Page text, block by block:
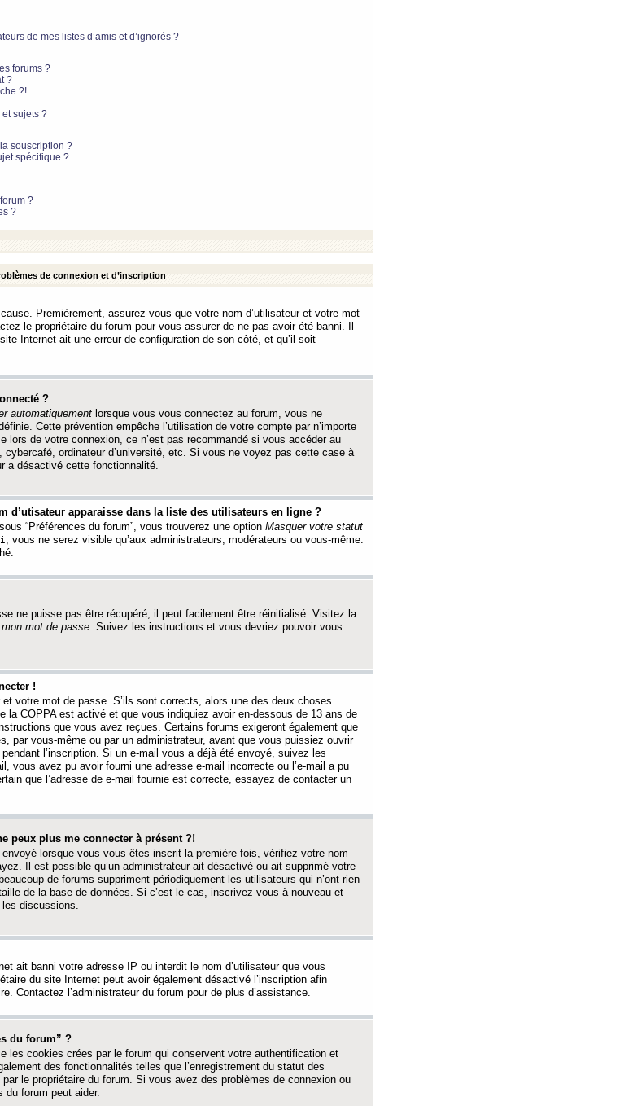
de mes listes d’amis et d’ignorés ?
forums ?
?
?!
sujets ?
souscription ?
spécifique ?
?
?
de connexion et d’inscription
Premièrement, assurez-vous que votre nom d’utilisateur et votre mot
le propriétaire du forum pour vous assurer de ne pas avoir été banni. Il
Internet ait une erreur de configuration de son côté, et qu’il soit
?
automatiquement lorsque vous vous connectez au forum, vous ne
Cette prévention empêche l’utilisation de votre compte par n’importe
lors de votre connexion, ce n’est pas recommandé si vous accéder au
cybercafé, ordinateur d’université, etc. Si vous ne voyez pas cette case à
a désactivé cette fonctionnalité.
d’utisateur apparaisse dans la liste des utilisateurs en ligne ?
“Préférences du forum”, vous trouverez une option Masquer votre statut
, vous ne serez visible qu’aux administrateurs, modérateurs ou vous-même.
ne puisse pas être récupéré, il peut facilement être réinitialisé. Visitez la
mon mot de passe. Suivez les instructions et vous devriez pouvoir vous
!
votre mot de passe. S’ils sont corrects, alors une des deux choses
la COPPA est activé et que vous indiquiez avoir en-dessous de 13 ans de
que vous avez reçues. Certains forums exigeront également que
par vous-même ou par un administrateur, avant que vous puissiez ouvrir
l’inscription. Si un e-mail vous a déjà été envoyé, suivez les
vous avez pu avoir fourni une adresse e-mail incorrecte ou l’e-mail a pu
que l’adresse de e-mail fournie est correcte, essayez de contacter un
peux plus me connecter à présent ?!
lorsque vous vous êtes inscrit la première fois, vérifiez votre nom
Il est possible qu’un administrateur ait désactivé ou ait supprimé votre
de forums suppriment périodiquement les utilisateurs qui n’ont rien
de la base de données. Si c’est le cas, inscrivez-vous à nouveau et
discussions.
ait banni votre adresse IP ou interdit le nom d’utilisateur que vous
du site Internet peut avoir également désactivé l’inscription afin
Contactez l’administrateur du forum pour de plus d’assistance.
du forum” ?
les cookies crées par le forum qui conservent votre authentification et
des fonctionnalités telles que l’enregistrement du statut des
le propriétaire du forum. Si vous avez des problèmes de connexion ou
du forum peut aider.